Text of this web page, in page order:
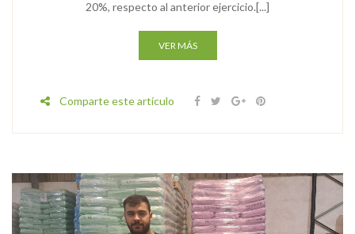
20%, respecto al anterior ejercicio.[...]
VER MÁS
Comparte este artículo